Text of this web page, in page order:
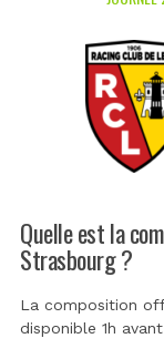
Quelle est la
Strasbourg ?
La composition
disponible 1h